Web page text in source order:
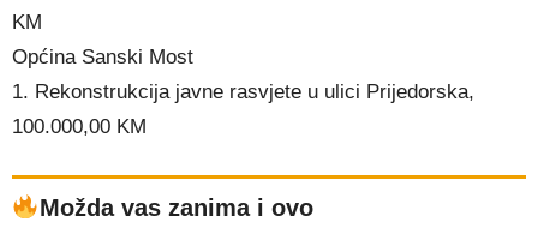
KM
Općina Sanski Most
1. Rekonstrukcija javne rasvjete u ulici Prijedorska,
100.000,00 KM
Možda vas zanima i ovo